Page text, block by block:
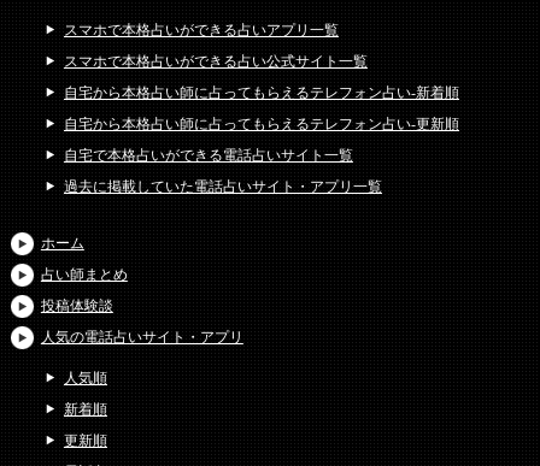
スマホで本格占いができる占いアプリ一覧
スマホで本格占いができる占い公式サイト一覧
自宅から本格占い師に占ってもらえるテレフォン占い-新着順
自宅から本格占い師に占ってもらえるテレフォン占い-更新順
自宅で本格占いができる電話占いサイト一覧
過去に掲載していた電話占いサイト・アプリ一覧
ホーム
占い師まとめ
投稿体験談
人気の電話占いサイト・アプリ
人気順
新着順
更新順